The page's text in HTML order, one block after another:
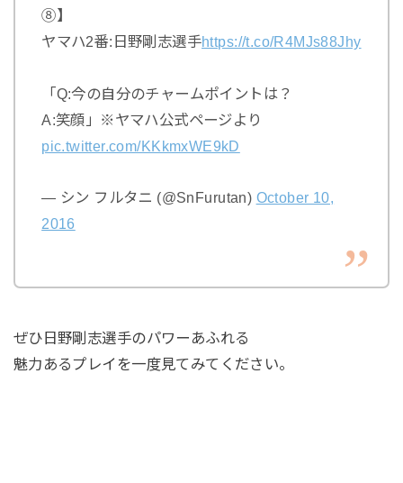
⑧】
ヤマハ2番:日野剛志選手https://t.co/R4MJs88Jhy
「Q:今の自分のチャームポイントは？
A:笑顔」※ヤマハ公式ページより
pic.twitter.com/KKkmxWE9kD
— シン フルタニ (@SnFurutan) October 10,
2016
ぜひ日野剛志選手のパワーあふれる
魅力あるプレイを一度見てみてください。